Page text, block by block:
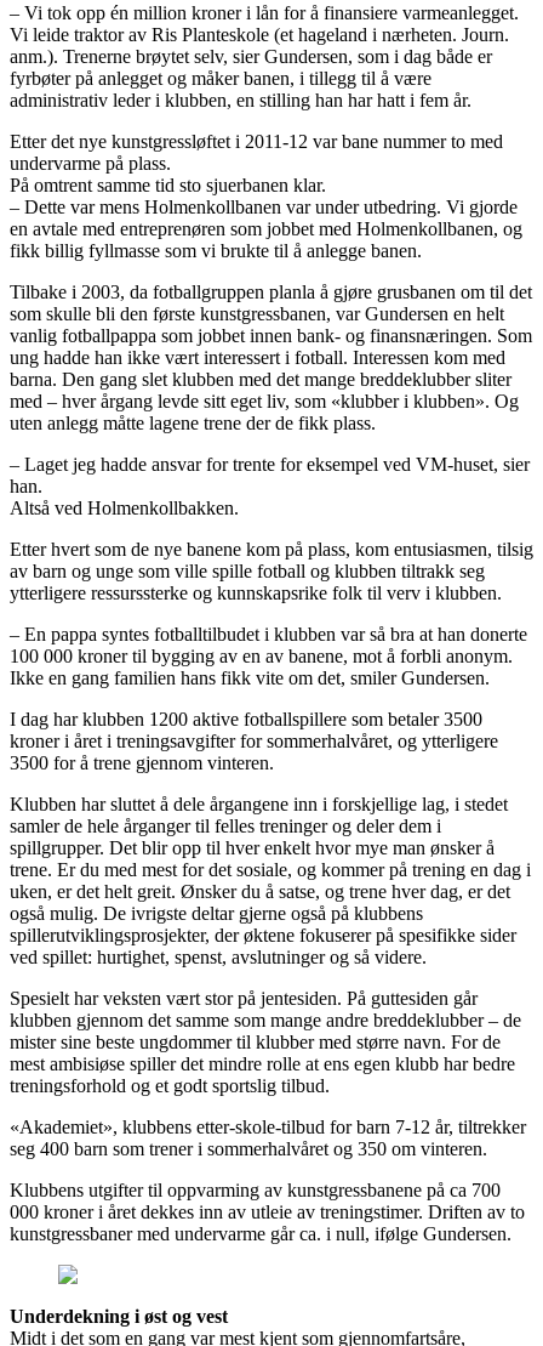
– Vi tok opp én million kroner i lån for å finansiere varmeanlegget.
Vi leide traktor av Ris Planteskole (et hageland i nærheten. Journ.
anm.). Trenerne brøytet selv, sier Gundersen, som i dag både er
fyrbøter på anlegget og måker banen, i tillegg til å være
administrativ leder i klubben, en stilling han har hatt i fem år.
Etter det nye kunstgressløftet i 2011-12 var bane nummer to med
undervarme på plass.
På omtrent samme tid sto sjuerbanen klar.
– Dette var mens Holmenkollbanen var under utbedring. Vi gjorde
en avtale med entreprenøren som jobbet med Holmenkollbanen, og
fikk billig fyllmasse som vi brukte til å anlegge banen.
Tilbake i 2003, da fotballgruppen planla å gjøre grusbanen om til det
som skulle bli den første kunstgressbanen, var Gundersen en helt
vanlig fotballpappa som jobbet innen bank- og finansnæringen. Som
ung hadde han ikke vært interessert i fotball. Interessen kom med
barna. Den gang slet klubben med det mange breddeklubber sliter
med – hver årgang levde sitt eget liv, som «klubber i klubben». Og
uten anlegg måtte lagene trene der de fikk plass.
– Laget jeg hadde ansvar for trente for eksempel ved VM-huset, sier
han.
Altså ved Holmenkollbakken.
Etter hvert som de nye banene kom på plass, kom entusiasmen, tilsig
av barn og unge som ville spille fotball og klubben tiltrakk seg
ytterligere ressurssterke og kunnskapsrike folk til verv i klubben.
– En pappa syntes fotballtilbudet i klubben var så bra at han donerte
100 000 kroner til bygging av en av banene, mot å forbli anonym.
Ikke en gang familien hans fikk vite om det, smiler Gundersen.
I dag har klubben 1200 aktive fotballspillere som betaler 3500
kroner i året i treningsavgifter for sommerhalvåret, og ytterligere
3500 for å trene gjennom vinteren.
Klubben har sluttet å dele årgangene inn i forskjellige lag, i stedet
samler de hele årganger til felles treninger og deler dem i
spillgrupper. Det blir opp til hver enkelt hvor mye man ønsker å
trene. Er du med mest for det sosiale, og kommer på trening en dag i
uken, er det helt greit. Ønsker du å satse, og trene hver dag, er det
også mulig. De ivrigste deltar gjerne også på klubbens
spillerutviklingsprosjekter, der øktene fokuserer på spesifikke sider
ved spillet: hurtighet, spenst, avslutninger og så videre.
Spesielt har veksten vært stor på jentesiden. På guttesiden går
klubben gjennom det samme som mange andre breddeklubber – de
mister sine beste ungdommer til klubber med større navn. For de
mest ambisiøse spiller det mindre rolle at ens egen klubb har bedre
treningsforhold og et godt sportslig tilbud.
«Akademiet», klubbens etter-skole-tilbud for barn 7-12 år, tiltrekker
seg 400 barn som trener i sommerhalvåret og 350 om vinteren.
Klubbens utgifter til oppvarming av kunstgressbanene på ca 700
000 kroner i året dekkes inn av utleie av treningstimer. Driften av to
kunstgressbaner med undervarme går ca. i null, ifølge Gundersen.
Underdekning i øst og vest
Midt i det som en gang var mest kjent som gjennomfartsåre,